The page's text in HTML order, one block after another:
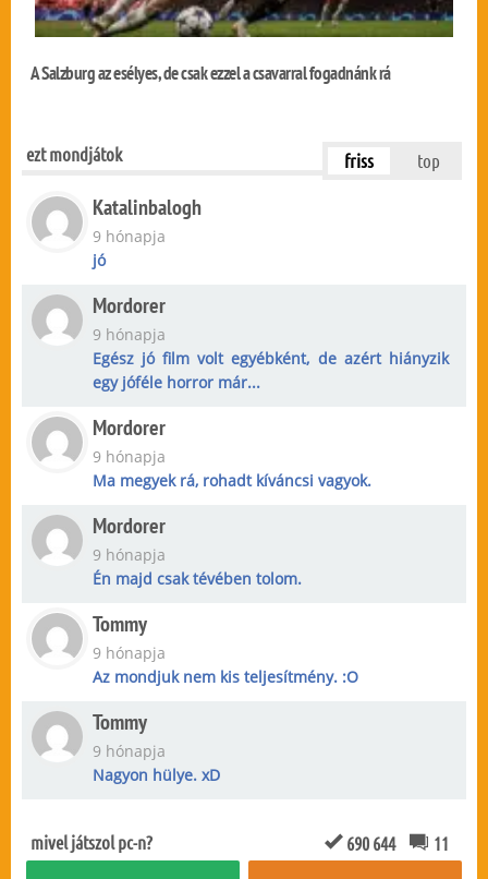
A Salzburg az esélyes, de csak ezzel a csavarral fogadnánk rá
ezt mondjátok friss top
Katalinbalogh
9 hónapja
jó
Mordorer
9 hónapja
Egész jó film volt egyébként, de azért hiányzik
egy jóféle horror már...
Mordorer
9 hónapja
Ma megyek rá, rohadt kíváncsi vagyok.
Mordorer
9 hónapja
Én majd csak tévében tolom.
Tommy
9 hónapja
Az mondjuk nem kis teljesítmény. :O
Tommy
9 hónapja
Nagyon hülye. xD
mivel játszol pc-n? 690 644 11